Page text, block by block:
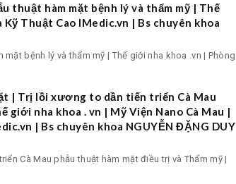
thuật hàm mặt bệnh lý và thẩm mỹ | Thế
Thuật Cao IMedic.vn | Bs chuyên khoa
bệnh lý và thẩm mỹ | Thế giới nha khoa .vn | Phòng
| Trị lồi xương to dần tiến triển Cà Mau
giới nha khoa . vn | Mỹ Viện Nano Cà Mau |
| Bs chuyên khoa NGUYỄN ĐẶNG DUY
Cà Mau phẫu thuật hàm mặt điều trị và Thẩm mỹ |